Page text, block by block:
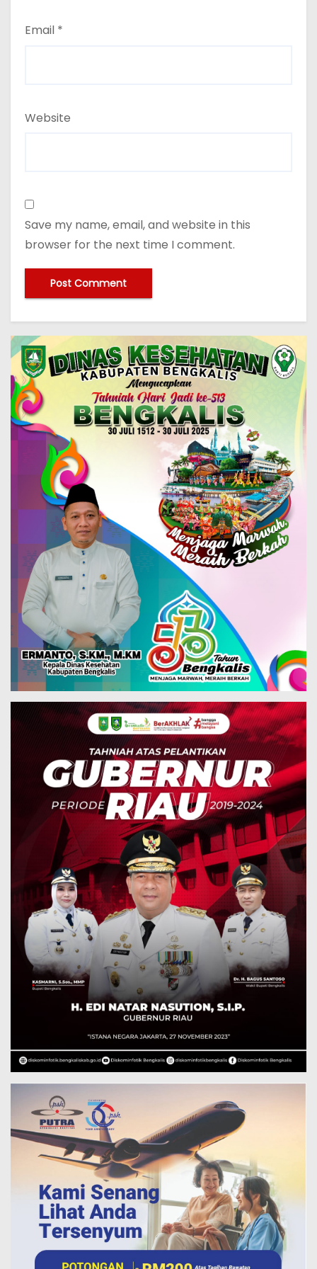
Email *
Website
Save my name, email, and website in this
browser for the next time I comment.